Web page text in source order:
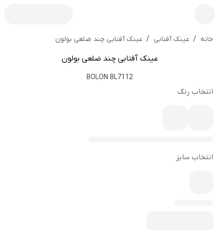
خانه / عینک آفتابی / عینک آفتابی چند ضلعی بولون
عینک آفتابی چند ضلعی بولون
BOLON BL7112
انتخاب رنگ
انتخاب سایز